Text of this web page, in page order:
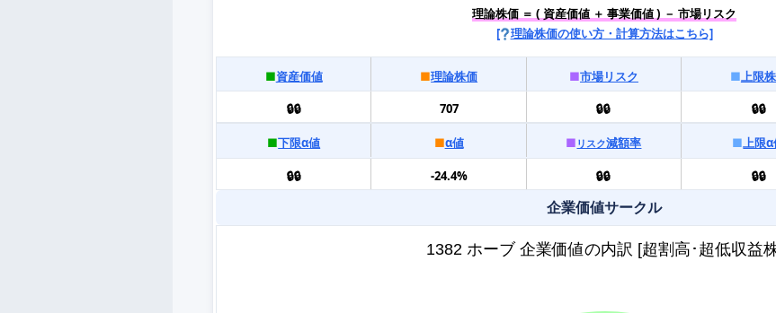
理論株価 ＝ ( 資産価値 ＋ 事業価値 ) － 市場リスク
[
理論株価の使い方・計算方法はこちら]
■資産価値 ■理論株価 ■市場リスク ■上限
🔒🔒
707 🔒🔒 🔒🔒
■下限α値 ■α値 ■ リスク減額率 ■上限α
🔒🔒 -24.4% 🔒🔒 🔒🔒
企業価値サークル